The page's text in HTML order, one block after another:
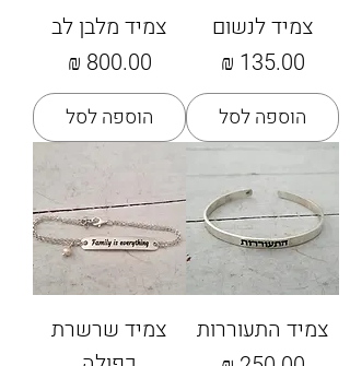
צמיד לנשום
מחיר
הוספה לסל
צמיד מלבן לב
מחיר
הוספה לסל
צמיד התעוררות
צמיד שרשרת